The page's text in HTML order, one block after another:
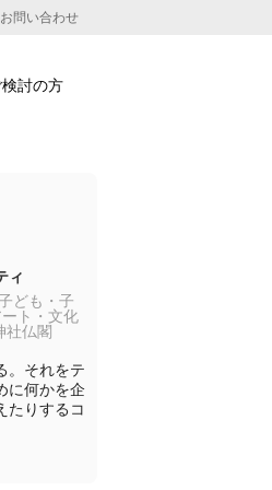
ィ
ども・子
ト・文化
社仏閣
。それをテ
に何かを企
たりするコ
お問い合わせ
討の方